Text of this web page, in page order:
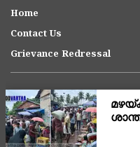
Home
Contact Us
Grievance Redressal